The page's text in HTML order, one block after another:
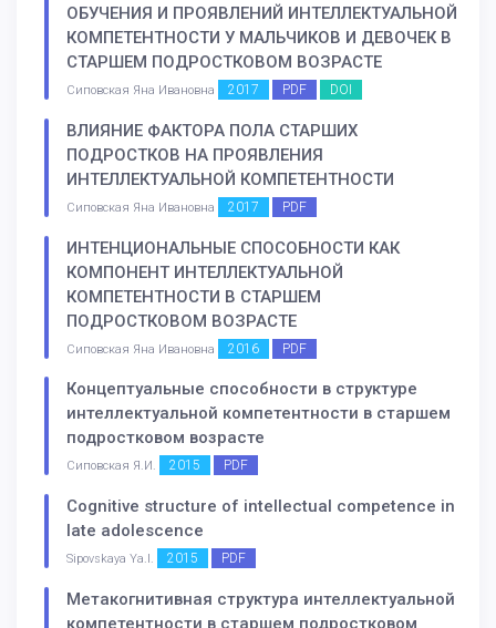
ОБУЧЕНИЯ И ПРОЯВЛЕНИЙ ИНТЕЛЛЕКТУАЛЬНОЙ
КОМПЕТЕНТНОСТИ У МАЛЬЧИКОВ И ДЕВОЧЕК В
СТАРШЕМ ПОДРОСТКОВОМ ВОЗРАСТЕ
Сиповская Яна Ивановна 2017 PDF DOI
ВЛИЯНИЕ ФАКТОРА ПОЛА СТАРШИХ
ПОДРОСТКОВ НА ПРОЯВЛЕНИЯ
ИНТЕЛЛЕКТУАЛЬНОЙ КОМПЕТЕНТНОСТИ
Сиповская Яна Ивановна 2017 PDF
ИНТЕНЦИОНАЛЬНЫЕ СПОСОБНОСТИ КАК
КОМПОНЕНТ ИНТЕЛЛЕКТУАЛЬНОЙ
КОМПЕТЕНТНОСТИ В СТАРШЕМ
ПОДРОСТКОВОМ ВОЗРАСТЕ
Сиповская Яна Ивановна 2016 PDF
Концептуальные способности в структуре
интеллектуальной компетентности в старшем
подростковом возрасте
Сиповская Я.И. 2015 PDF
Cognitive structure of intellectual competence in
late adolescence
Sipovskaya Ya.I. 2015 PDF
Метакогнитивная структура интеллектуальной
компетентности в старшем подростковом